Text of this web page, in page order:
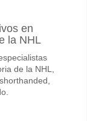
14 April
con una
Hubei Chufeng
de 61%.
en
la NHL
de la NHL,